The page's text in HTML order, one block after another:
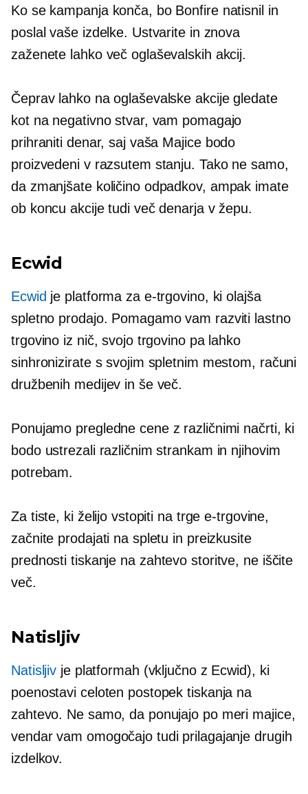
Ko se kampanja konča, bo Bonfire natisnil in
poslal vaše izdelke. Ustvarite in znova
zaženete lahko več oglaševalskih akcij.
Čeprav lahko na oglaševalske akcije gledate
kot na negativno stvar, vam pomagajo
prihraniti denar, saj vaša Majicebodo
proizvedeni v razsutem stanju. Tako ne samo,
da zmanjšate količino odpadkov, ampak imate
ob koncu akcije tudi več denarja v žepu.
Ecwid
Ecwid je platforma za e-trgovino, ki olajša
spletno prodajo. Pomagamo vam razviti lastno
trgovino iz nič, svojo trgovino pa lahko
sinhronizirate s svojim spletnim mestom, računi
družbenih medijev in še več.
Ponujamo pregledne cene z različnimi načrti, ki
bodo ustrezali različnim strankam in njihovim
potrebam.
Za tiste, ki želijo vstopiti na trge e-trgovine,
začnite prodajati na spletu in preizkusite
prednostitiskanje na zahtevo storitve, ne iščite
več.
Natisljiv
Natisljiv je platformah (vključno z Ecwid), ki
poenostavi celoten postopek tiskanja na
zahtevo. Ne samo, da ponujajo po meri majice,
vendar vam omogočajo tudi prilagajanje drugih
izdelkov.